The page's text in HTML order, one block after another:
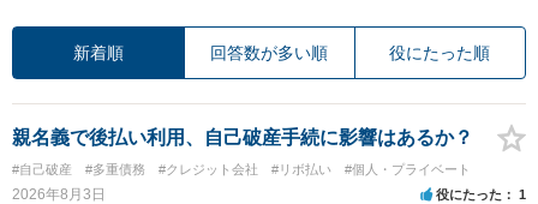
新着順 回答数が多い順 役にたった順
親名義で後払い利用、自己破産手続に影響はあるか？
#自己破産 #多重債務 #クレジット会社 #リボ払い #個人・プライベート
2026年8月3日 役にたった 1